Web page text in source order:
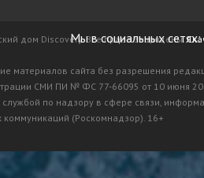
дом Discovery. Все права защищены.
материалов сайта без разрешения
СМИ ПИ № ФС 77-66095 от 10 июня
по надзору в сфере связи,
коммуникаций (Роскомнадзор). 16+
Мы в социальных сетях: